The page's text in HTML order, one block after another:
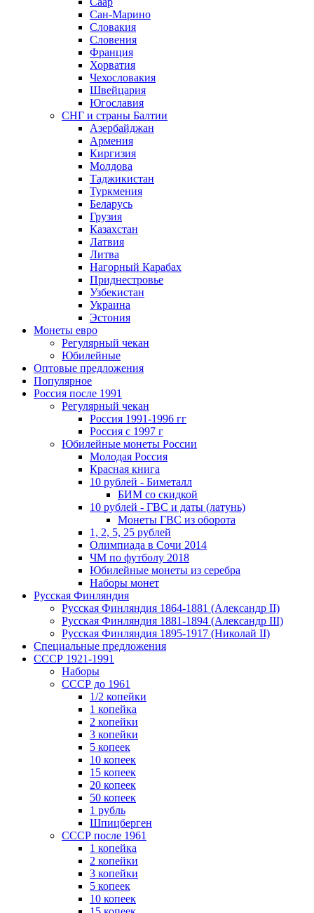
Сан-Марино
Словакия
Словения
Франция
Хорватия
Чехословакия
Швейцария
Югославия
СНГ и страны Балтии
Азербайджан
Армения
Киргизия
Молдова
Таджикистан
Туркмения
Беларусь
Грузия
Казахстан
Латвия
Литва
Нагорный Карабах
Приднестровье
Узбекистан
Украина
Эстония
Монеты евро
Регулярный чекан
Юбилейные
Оптовые предложения
Популярное
Россия после 1991
Регулярный чекан
Россия 1991-1996 гг
Россия с 1997 г
Юбилейные монеты России
Молодая Россия
Красная книга
10 рублей - Биметалл
БИМ со скидкой
10 рублей - ГВС и даты (латунь)
Монеты ГВС из оборота
1, 2, 5, 25 рублей
Олимпиада в Сочи 2014
ЧМ по футболу 2018
Юбилейные монеты из серебра
Наборы монет
Русская Финляндия
Русская Финляндия 1864-1881 (Александр II)
Русская Финляндия 1881-1894 (Александр III)
Русская Финляндия 1895-1917 (Николай II)
Специальные предложения
СССР 1921-1991
Наборы
СССР до 1961
1/2 копейки
1 копейка
2 копейки
3 копейки
5 копеек
10 копеек
15 копеек
20 копеек
50 копеек
1 рубль
Шпицберген
СССР после 1961
1 копейка
2 копейки
3 копейки
5 копеек
10 копеек